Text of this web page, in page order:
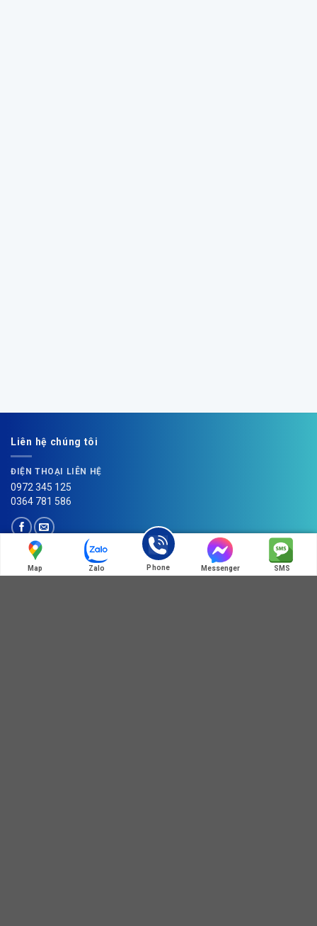
Map Zalo Phone Messenger SMS
Liên hệ chúng tôi
ĐIỆN THOẠI LIÊN HỆ
0972 345 125
0364 781 586